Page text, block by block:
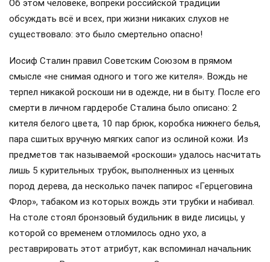
Об этом человеке, вопреки российской традиции
обсуждать всё и всех, при жизни никаких слухов не
существовало: это было смертельно опасно!
Иосиф Сталин правил Советским Союзом в прямом
смысле «не снимая одного и того же кителя». Вождь не
терпел никакой роскоши ни в одежде, ни в быту. После его
смерти в личном гардеробе Сталина было описано: 2
кителя белого цвета, 10 пар брюк, коробка нижнего белья,
пара сшитых вручную мягких сапог из ослиной кожи. Из
предметов так называемой «роскоши» удалось насчитать
лишь 5 курительных трубок, выполненных из ценных
пород дерева, да несколько пачек папирос «Герцеговина
Флор», табаком из которых вождь эти трубки и набивал.
На столе стоял бронзовый будильник в виде лисицы, у
которой со временем отломилось одно ухо, а
реставрировать этот атрибут, как вспоминал начальник